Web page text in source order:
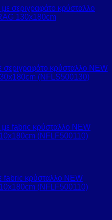
σεριγραφάτο κρύσταλλο NEW
(NFLS500130)
fabric κρύσταλλο NEW
(NFLF500110)